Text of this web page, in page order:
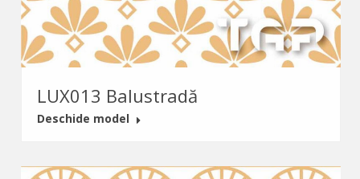
LUX013 Balustradă
Deschide model